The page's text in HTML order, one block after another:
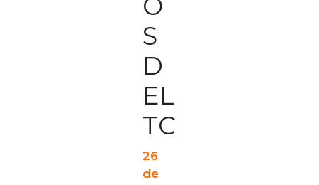
S
D
EL
TC
26
de